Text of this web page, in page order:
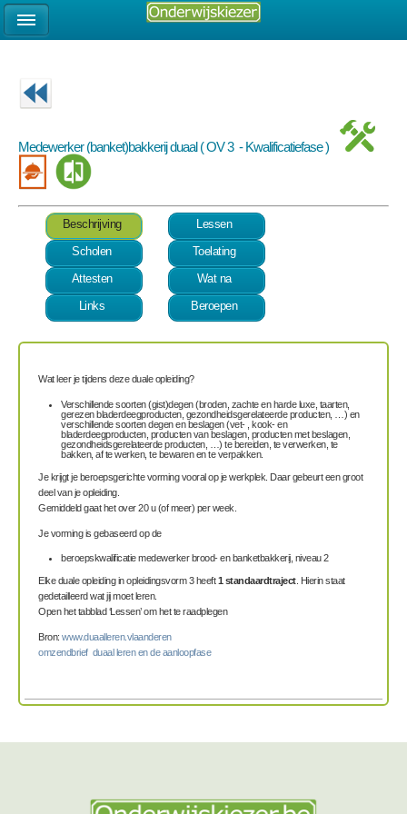
Medewerker (banket)bakkerij duaal ( OV 3 - Kwalificatiefase )
Beschrijving
Lessen
Scholen
Toelating
Attesten
Wat na
Links
Beroepen
Wat leer je tijdens deze duale opleiding?
Verschillende soorten (gist)degen (broden, zachte en harde luxe, taarten,
gerezen bladerdeegproducten, gezondheidsgerelateerde producten, …) en
verschillende soorten degen en beslagen (vet- , kook- en
bladerdeegproducten, producten van beslagen, producten met beslagen,
gezondheidsgerelateerde producten, …) te bereiden, te verwerken, te
bakken, af te werken, te bewaren en te verpakken.
Je krijgt je beroepsgerichte vorming vooral op je werkplek. Daar gebeurt een groot
deel van je opleiding.
Gemiddeld gaat het over 20 u (of meer) per week.
Je vorming is gebaseerd op de
beroepskwalificatie medewerker brood- en banketbakkerij, niveau 2
Elke duale opleiding in opleidingsvorm 3 heeft1 standaardtraject. Hierin staat
gedetailleerd wat jij moet leren.
Open het tabblad ‘Lessen’ om het te raadplegen
Bron: www.duaalleren.vlaanderen
omzendbrief duaal leren en de aanloopfase